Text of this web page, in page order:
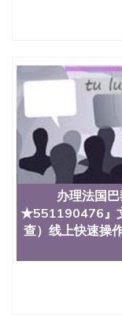
办理法国
★551190476』
查）线上快速操